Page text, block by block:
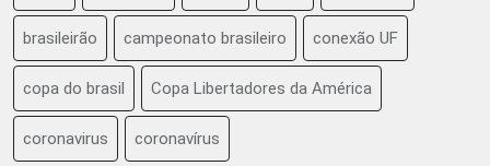
brasileirão campeonato brasileiro conexão UF
copa do brasil Copa Libertadores da América
coronavirus coronavírus